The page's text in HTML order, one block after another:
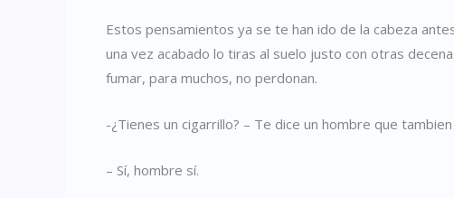
Estos pensamientos ya se te han ido de la cabeza
una vez acabado lo tiras al suelo justo con otras
fumar, para muchos, no perdonan.
-¿Tienes un cigarrillo? – Te dice un hombre que
– Sí, hombre sí.